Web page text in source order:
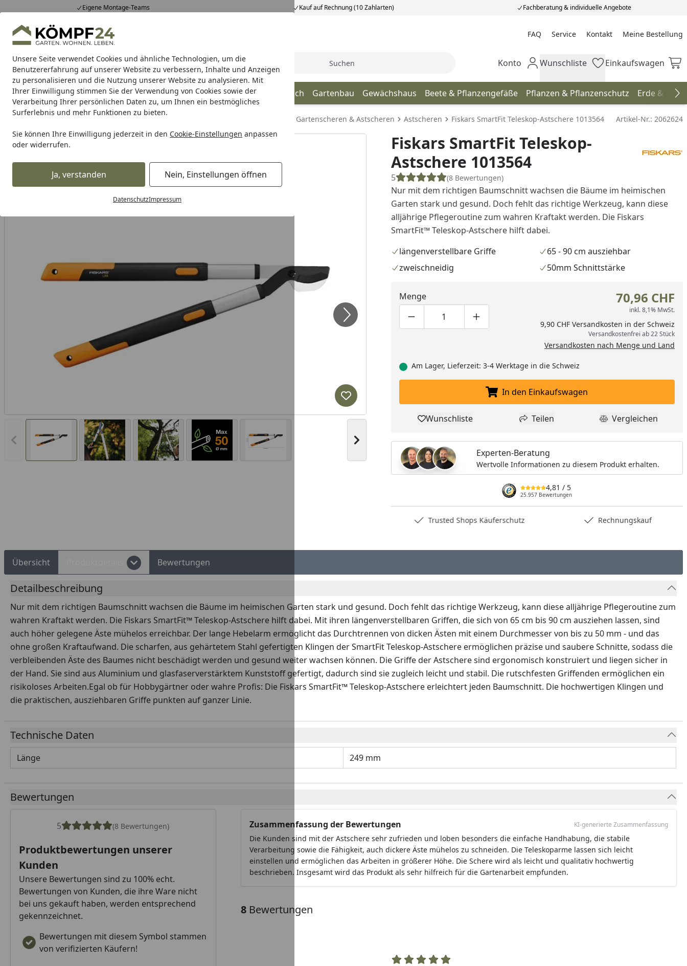
Unsere Seite verwendet Cookies und ähnliche Technologien, um die
Benutzererfahrung auf unserer Website zu verbessern, Inhalte und Anzeigen
zu personalisieren und die Nutzung unserer Website zu analysieren. Mit
Ihrer Einwilligung stimmen Sie der Verwendung von Cookies sowie der
Verarbeitung Ihrer persönlichen Daten zu, um Ihnen ein bestmögliches
Surferlebnis und mehr Funktionen zu bieten.
Sie können Ihre Einwilligung jederzeit in den Cookie-Einstellungen anpassen
oder widerrufen.
Ja, verstanden Nein, Einstellungen öffnen
DatenschutzImpressum
Eigene Montage-Teams Kauf auf Rechnung (10 Zahlarten) Fachberatung & individuelle Angebote
Hotline0 71 588 01 81
Mo-Fr. 8-16 Uhr 25.957 Bewertungen FAQ Service Kontakt Meine Bestellung
Meine Bestellung
Alle Produkte
Alle ProdukteHighlights Tipps & Tricks Suche Mein Konto
Konto Wunschliste
Wunschliste Einkaufswagen
Einkaufswagen
Garten Gartenhaus Gerätehaus Carport & Garage Terrassendach Gartenbau Gewächshaus Beete & Pflanzengefäße Pflanzen & Pflanzenschutz Erde &
Startseite
Gartenscheren & Astscheren Astscheren Fiskars SmartFit Teleskop-Astschere 1013564 Artikel-Nr.: 2062624
Vorheriges Bild anzeigen Nächstes Bild anzeigen
Produkt zur Wunschliste hinzufügen
Fiskars SmartFit Teleskop-
Astschere 1013564
5 (8 Bewertungen)
Nur mit dem richtigen Baumschnitt wachsen die Bäume im heimischen
Garten stark und gesund. Doch fehlt das richtige Werkzeug, kann diese
alljährige Pflegeroutine zum wahren Kraftakt werden. Die Fiskars
SmartFit™ Teleskop-Astschere hilft dabei.
längenverstellbare Griffe
65 - 90 cm ausziehbar
zweischneidig
50mm Schnittstärke
Menge
Produktmenge um eins verringern
Produktmenge manuell eingeben
Produktmenge um eins erhöhen
70,96 CHF
inkl. 8,1% MwSt.
9,90 CHF Versandkosten in der Schweiz
Versandkostenfrei ab 22 Stück
Versandkosten nach Menge und Land
Am Lager, Lieferzeit: 3-4 Werktage in die Schweiz
In den Einkaufswagen legen
In den Einkaufswagen
Produkt zur Wunschliste hinzufügen
Wunschliste Teilen
Teilen Produkt
Vergleichen
Experten-Beratung
Wertvolle Informationen zu diesem Produkt erhalten.
4,81 / 5
25.957 Bewertungen
Trusted Shops Käuferschutz Rechnungskauf
Übersicht Bewertungen
Detailbeschreibung
Nur mit dem richtigen Baumschnitt wachsen die Bäume im heimischen Garten stark und gesund. Doch fehlt das richtige Werkzeug, kann diese alljährige Pflegeroutine zum
wahren Kraftakt werden. Die Fiskars SmartFit™ Teleskop-Astschere hilft dabei. Mit ihren längenverstellbaren Griffen, die sich von 65 cm bis 90 cm ausziehen lassen, sind
auch höher gelegene Äste mühelos erreichbar. Der lange Hebelarm ermöglicht das Durchtrennen von dicken Ästen mit einem Durchmesser von bis zu 50 mm - und das
ohne großen Kraftaufwand. Die scharfen, aus gehärtetem Stahl gefertigten Klingen der SmartFit Teleskop-Astschere ermöglichen präzise und saubere Schnitte, sodass die
verbleibenden Äste des Baumes nicht beschädigt werden und gesund weiter wachsen können. Die Griffe der Astschere sind ergonomisch konstruiert und liegen sicher in
der Hand. Sie sind aus Aluminium und glasfaserverstärktem Kunststoff gefertigt, dadurch sind sie zugleich leicht und stabil. Die rutschfesten Griffenden ermöglichen ein
risikoloses Arbeiten.Egal ob für Hobbygärtner oder wahre Profis: Die Fiskars SmartFit™ Teleskop-Astschere erleichtert jeden Baumschnitt. Die hochwertigen Klingen und
die praktischen, ausziehbaren Griffe punkten auf ganzer Linie.
Technische Daten
Länge 249 mm
Bewertungen
5 (8 Bewertungen)
Produktbewertungen unserer
Kunden
Unsere Bewertungen sind zu 100% echt.
Bewertungen von Kunden, die ihre Ware nicht
bei uns gekauft haben, werden entsprechend
gekennzeichnet.
Bewertungen mit diesem Symbol stammen
von verifizierten Käufern!
Zusammenfassung der Bewertungen KI-generierte Zusammenfassung
Die Kunden sind mit der Astschere sehr zufrieden und loben besonders die einfache Handhabung, die stabile
Verarbeitung sowie die Fähigkeit, auch dickere Äste mühelos zu schneiden. Die Teleskoparme lassen sich leicht
einstellen und ermöglichen das Arbeiten in größerer Höhe. Die Schere wird als leicht und qualitativ hochwertig
beschrieben. Insgesamt wird das Produkt als sehr hilfreich für die Gartenarbeit empfunden.
8Bewertungen